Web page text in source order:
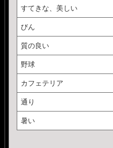
すてきな、美しい
びん
質の良い
野球
カフェテリア
通り
暑い